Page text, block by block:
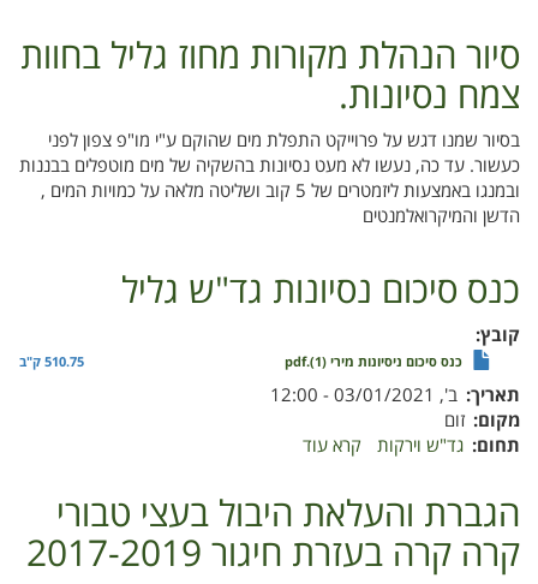
כמהין
לק"ג,
וזה
המחיר
הזול
סיור הנהלת מקורות מחוז גליל בחוות
צמח נסיונות.
בסיור שמנו דגש על פרוייקט התפלת מים שהוקם ע"י מו"פ צפון לפני
כעשור. עד כה, נעשו לא מעט נסיונות בהשקיה של מים מוטפלים בבננות
ובמנגו באמצעות ליזמטרים של 5 קוב ושליטה מלאה על כמויות המים ,
הדשן והמיקרואלמנטים
כנס סיכום נסיונות גד"ש גליל
קובץ
כנס סיכום ניסיונות מירי (1).pdf 510.75 ק"ב
תאריך ב', 03/01/2021 - 12:00
מקום זום
תחום גד"ש וירקות קרא עוד
נסיונות
גד"ש
גליל
הגברת והעלאת היבול בעצי טבורי
קרה קרה בעזרת חיגור 2017-2019